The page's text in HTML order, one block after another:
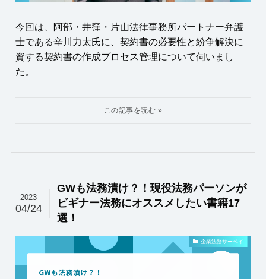
今回は、阿部・井窪・片山法律事務所パートナー弁護
士である辛川力太氏に、契約書の必要性と紛争解決に
資する契約書の作成プロセス管理について伺いまし
た。
GWも法務漬け？！現役法務パーソンが
ビギナー法務にオススメしたい書籍17
選！
2023
04/24
企業法務サーベイ